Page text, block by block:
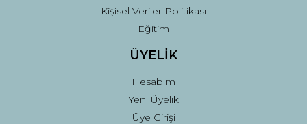
Kişisel Veriler Politikası
Eğitim
ÜYELİK
Hesabım
Yeni Üyelik
Üye Girişi